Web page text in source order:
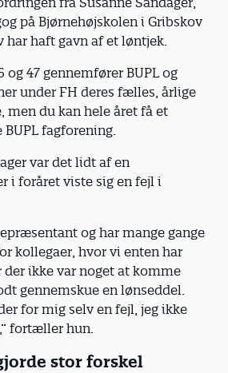
på Bjørnehøjskolen i Gribskov
har haft gavn af et løntjek.
og 47 gennemfører BUPL og
under FH deres fælles, årlige
men du kan hele året få et
fagforening.
var det lidt af en
i foråret viste sig en fejl i
og har mange gange
kollegaer, hvor vi enten har
ikke var noget at komme
gennemskue en lønseddel.
for mig selv en fejl, jeg ikke
fortæller hun.
stor forskel